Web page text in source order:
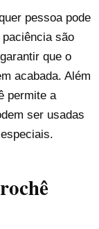
pessoa pode
são
que o
acabada. Além
permite a
ser usadas